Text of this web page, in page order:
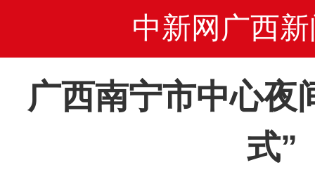
中新网广西新
广西南宁市中心夜
式”